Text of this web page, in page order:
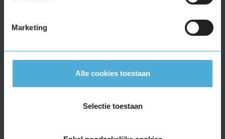
Marketing
Alle cookies toestaan
Selectie toestaan
205/60R16 96W EXTRALOAD
215/55R16 93V
215/60R16 95V